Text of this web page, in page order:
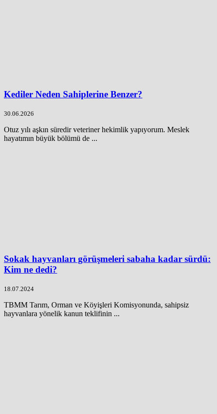
Kediler Neden Sahiplerine Benzer?
30.06.2026
Otuz yılı aşkın süredir veteriner hekimlik yapıyorum. Meslek
hayatımın büyük bölümü de ...
Sokak hayvanları görüşmeleri sabaha kadar sürdü:
Kim ne dedi?
18.07.2024
TBMM Tarım, Orman ve Köyişleri Komisyonunda, sahipsiz
hayvanlara yönelik kanun teklifinin ...